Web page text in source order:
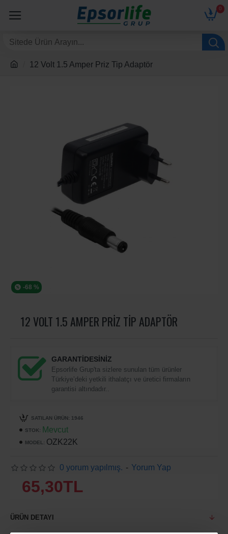
0
12 Volt 1.5 Amper Priz Tip Adaptör
-68 %
12 VOLT 1.5 AMPER PRIZ TIP ADAPTÖR
GARANTİDESİNİZ
Epsorlife Grup'ta sizlere sunulan tüm ürünler
Türkiye’deki yetkili ithalatçı ve üretici firmaların
garantisi altındadır..
STOK: Mevcut
MODEL: OZK22K
SATILAN ÜRÜN: 1946
0 yorum yapılmış. - Yorum Yap
65,30TL
ÜRÜN DETAYI